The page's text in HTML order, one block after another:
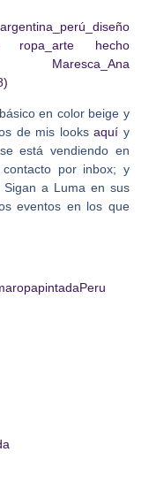
en color beige y
de mis looksaquí y
está vendiendo en
por inbox; y
Sigan a Luma en sus
eventos en los que